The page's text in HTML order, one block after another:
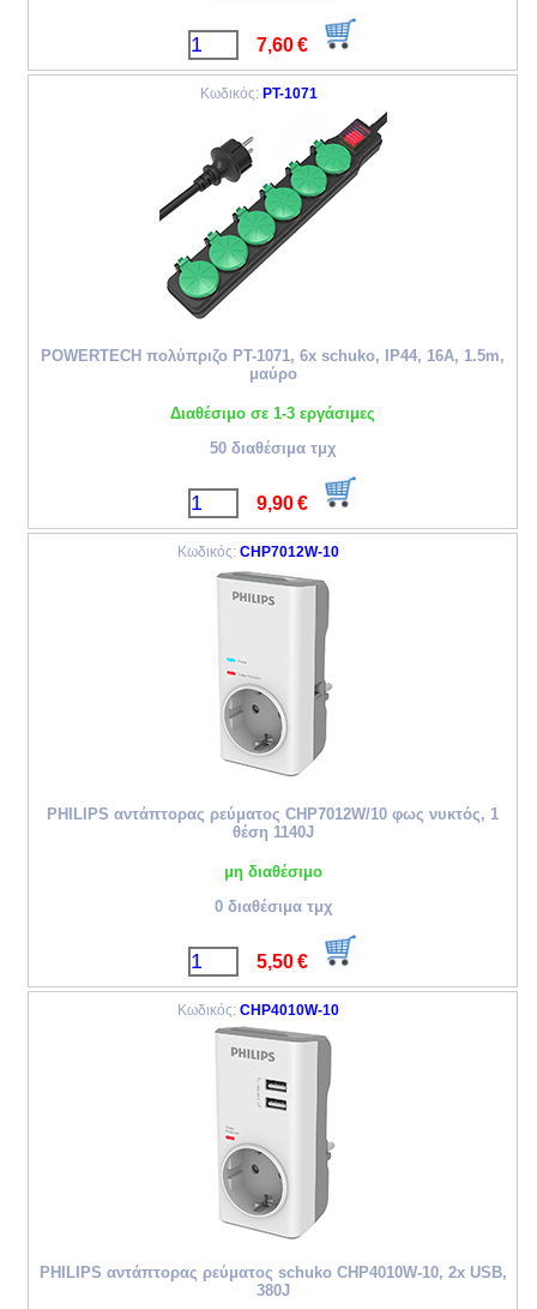
7,60 €
Κωδικός: PT-1071
POWERTECH πολύπριζο PT-1071, 6x schuko, IP44, 16A, 1.5m,
μαύρο
Διαθέσιμο σε 1-3 εργάσιμες
50 διαθέσιμα τμχ
9,90 €
Κωδικός: CHP7012W-10
PHILIPS αντάπτορας ρεύματος CHP7012W/10 φως νυκτός, 1
θέση 1140J
μη διαθέσιμο
0 διαθέσιμα τμχ
5,50 €
Κωδικός: CHP4010W-10
PHILIPS αντάπτορας ρεύματος schuko CHP4010W-10, 2x USB,
380J